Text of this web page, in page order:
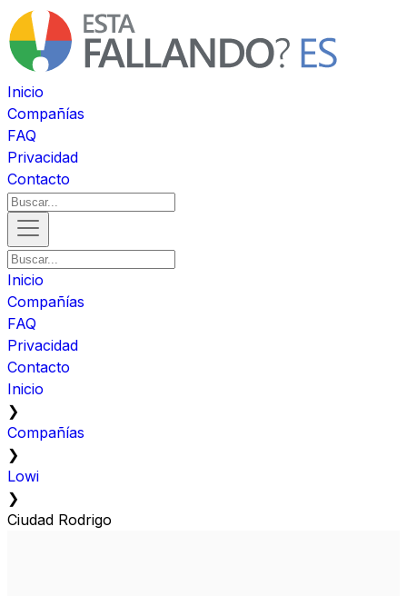
Inicio
Compañías
FAQ
Privacidad
Contacto
Inicio
Compañías
FAQ
Privacidad
Contacto
Inicio
❯
Compañías
❯
Lowi
❯
Ciudad Rodrigo